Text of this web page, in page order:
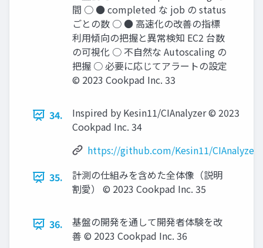
間 ○ ● completed な job の status
ごとの数 ○ ● 高速化の改善の指標
利用傾向の把握と異常検知 EC2 台数
の可視化 ○ 不自然な Autoscaling の
把握 ○ 必要に応じてアラートの設定
© 2023 Cookpad Inc. 33
34.
Inspired by Kesin11/CIAnalyzer © 2023
Cookpad Inc. 34
https://github.com/Kesin11/CIAnalyzer
35.
計測の仕組みを含めた全体像（説明
割愛） © 2023 Cookpad Inc. 35
36.
基盤の開発を通して開発者体験を改
善 © 2023 Cookpad Inc. 36